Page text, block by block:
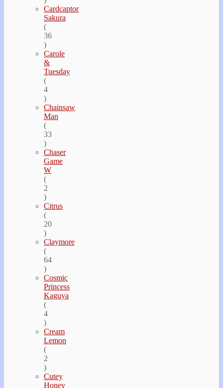
Cardcaptor
Sakura
(
36
)
Carole
&
Tuesday
(
4
)
Chainsaw
Man
(
33
)
Chaser
Game
W
(
2
)
Citrus
(
20
)
Claymore
(
64
)
Cosmic
Princess
Kaguya
(
4
)
Cream
Lemon
(
2
)
Cutey
Honey